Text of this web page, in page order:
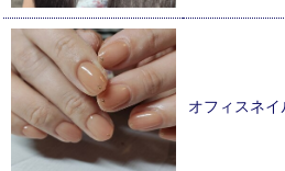
オフィスネイ